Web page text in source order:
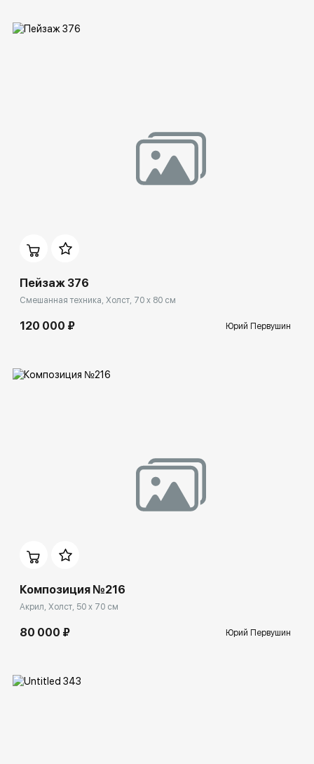
Пейзаж 376
Смешанная техника, Холст, 70 x 80 см
120 000 ₽ Юрий Первушин
Композиция №216
Акрил, Холст, 50 x 70 см
80 000 ₽ Юрий Первушин